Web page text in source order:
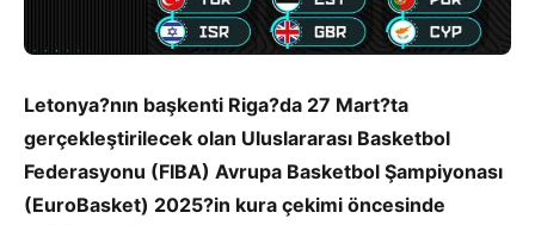
Letonya?nın başkenti Riga?da 27 Mart?ta
gerçekleştirilecek olan Uluslararası Basketbol
Federasyonu (FIBA) Avrupa Basketbol Şampiyonası
(EuroBasket) 2025?in kura çekimi öncesinde